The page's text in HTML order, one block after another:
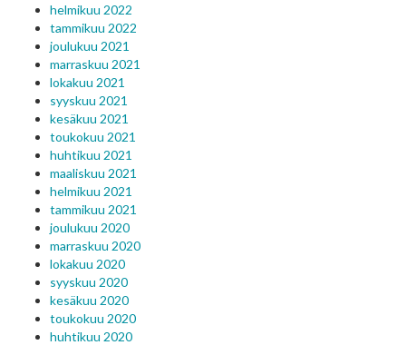
helmikuu 2022
tammikuu 2022
joulukuu 2021
marraskuu 2021
lokakuu 2021
syyskuu 2021
kesäkuu 2021
toukokuu 2021
huhtikuu 2021
maaliskuu 2021
helmikuu 2021
tammikuu 2021
joulukuu 2020
marraskuu 2020
lokakuu 2020
syyskuu 2020
kesäkuu 2020
toukokuu 2020
huhtikuu 2020